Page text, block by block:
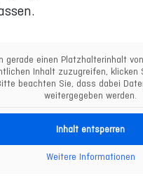
gerade einen Platzhalterinhalt von
Inhalt zuzugreifen, klicken
beachten Sie, dass dabei
weitergegeben werden.
Inhalt entsperren
Weitere Informationen